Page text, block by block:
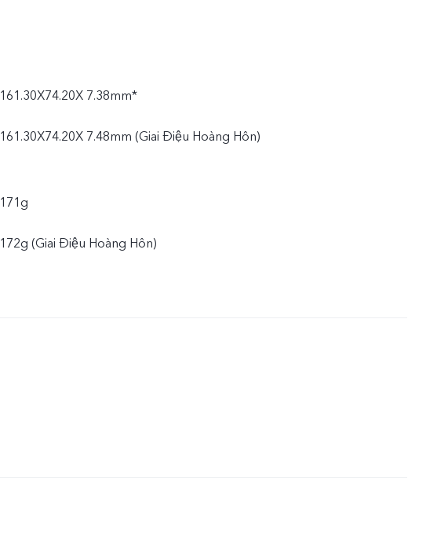
161.30X74.20X 7.38mm*
161.30X74.20X 7.48mm (Giai Điệu Hoàng Hôn)
171g
172g (Giai Điệu Hoàng Hôn)